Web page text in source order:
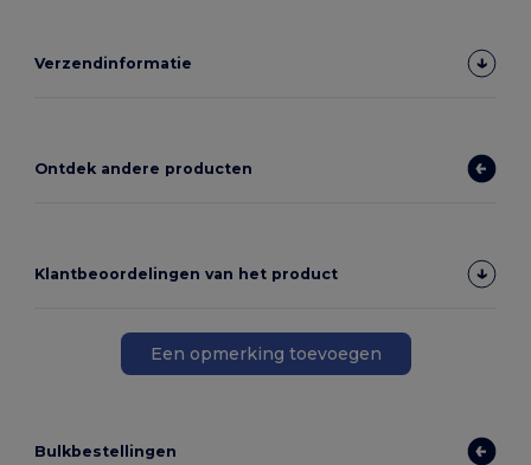
Verzendinformatie
Ontdek andere producten
Klantbeoordelingen van het product
Een opmerking toevoegen
Bulkbestellingen